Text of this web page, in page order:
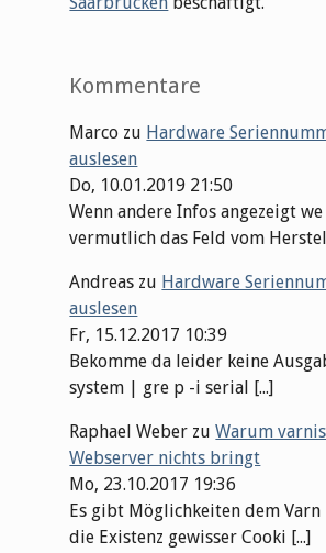
Kommentare
Marco zu Hardware
auslesen
Do, 10.01.2019 21:50
Wenn andere Infos angezeigt
vermutlich das Feld vom
Andreas zu Hardware
auslesen
Fr, 15.12.2017 10:39
Bekomme da leider keine
system | gre p -i serial [...]
Raphael Weber zuWarum
Webserver nichts bringt
Mo, 23.10.2017 19:36
Es gibt Möglichkeiten dem
die Existenz gewisser Cooki [...]